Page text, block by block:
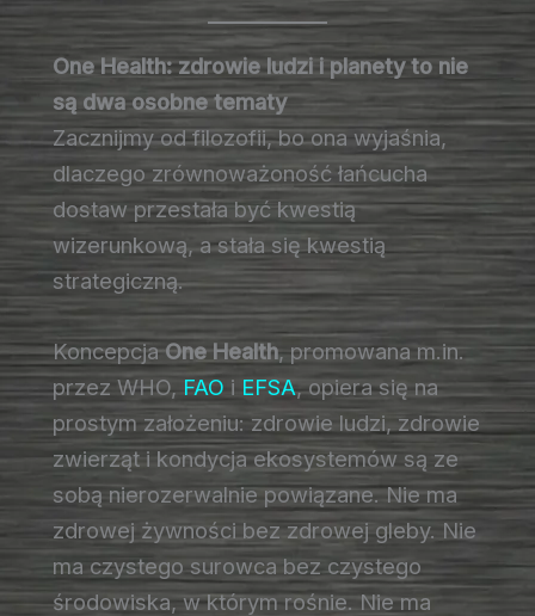
One Health: zdrowie ludzi i planety to nie
są dwa osobne tematy
Zacznijmy od filozofii, bo ona wyjaśnia,
dlaczego zrównoważoność łańcucha
dostaw przestała być kwestią
wizerunkową, a stała się kwestią
strategiczną.
KoncepcjaOne Health, promowana m.in.
przez WHO, FAO i EFSA, opiera się na
prostym założeniu: zdrowie ludzi, zdrowie
zwierząt i kondycja ekosystemów są ze
sobą nierozerwalnie powiązane. Nie ma
zdrowej żywności bez zdrowej gleby. Nie
ma czystego surowca bez czystego
środowiska, w którym rośnie. Nie ma